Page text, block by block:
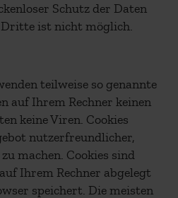
Schutz der Daten
ist nicht möglich.
teilweise so genannte
auf Ihrem Rechner keinen
keine Viren. Cookies
nutzerfreundlicher,
machen. Cookies sind
Ihrem Rechner abgelegt
speichert. Die meisten